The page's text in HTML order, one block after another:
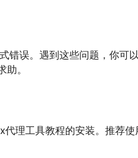
错误。遇到这些问题，你可
。
理工具教程的安装。推荐使